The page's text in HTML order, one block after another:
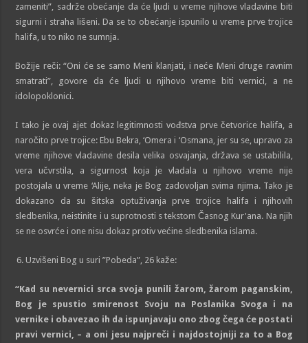
zameniti”, sadrže obećanje da će ljudi u vreme njihove vladavine biti
sigurni i straha lišeni. Da se to obećanje ispunilo u vreme prve trojice
halifa, u to niko ne sumnja.
Božije reči: “Oni će se samo Meni klanjati, i neće Meni druge ravnim
smatrati”, govore da će ljudi u njihovo vreme biti vernici, a ne
idolopoklonici.
I tako je ovaj ajet dokaz legitimnosti vođstva prve četvorice halifa, a
naročito prve trojice: Ebu Bekra, ‘Omera i ‘Osmana, jer su se, upravo za
vreme njihove vladavine desila velika osvajanja, država se ustabilila,
vera učvrstila, a sigurnost koja je vladala u njihovo vreme nije
postojala u vreme ‘Alije, neka je Bog zadovoljan svima njima. Tako je
dokazano da su šitska optuživanja prve trojice halifa i njihovih
sledbenika, neistinite i u suprotnosti s tekstom Časnog Kur'ana. Na njih
se ne osvrće i one nisu dokaz protiv većine sledbenika islama.
Uzvišeni Bog u suri ”Pobeda”, 26 kaže:
“Kad su nevernici srca svoja punili žarom, žarom paganskim,
Bog
je spustio smirenost Svoju na Poslanika Svoga i na
vernike i obavezao ih da isp unjavaju ono zbog čega će postati
pravi vernici, – a oni jesu najpreči i najdostojniji za to a Bog